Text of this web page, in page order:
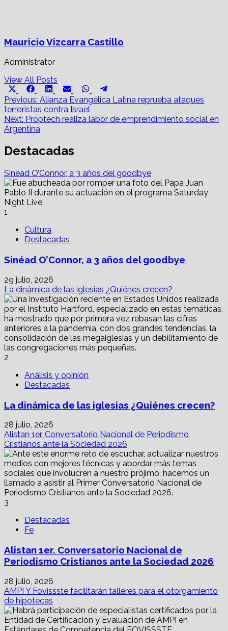
Mauricio Vizcarra Castillo
Administrator
View All Posts
Share
on
(Twitter)
Share
on
Facebook
Share
on
LinkedIn
Share
on
Email
Share
on
WhatsApp
on
Post
navigation
Previous: Alianza Evangélica Latina reprueba ataques
terroristas contra Israel
Next: Proptech realiza labor de emprendimiento social en
Argentina
Destacadas
Sinéad O’Connor, a 3 años del goodbye
1
Cultura
Destacadas
Sinéad O’Connor, a 3 años del goodbye
29 julio, 2026
La dinámica de las iglesias ¿Quiénes crecen?
2
Análisis y opinión
Destacadas
La dinámica de las iglesias ¿Quiénes crecen?
28 julio, 2026
Alistan 1er. Conversatorio Nacional de Periodismo
Cristianos ante la Sociedad 2026
3
Destacadas
Fe
Alistan 1er. Conversatorio Nacional de
Periodismo Cristianos ante la Sociedad 2026
28 julio, 2026
AMPI Y Fovissste facilitarán talleres para el otorgamiento
de hipotecas